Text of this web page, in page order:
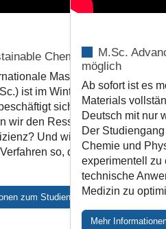
Chemistry
Masterstudiengang
ist im Wintersemester 2024/
sich mit großen
wir den Ressourcenverbrauch?
Und wie gestalten wir
so, dass sie Klima und
zum Studiengang
M.Sc.
möglich
Ab sofort ist es
Materials
Deutsch mit nur
Der
Chemie und
experimentell zu
technische
Medizin zu
Mehr